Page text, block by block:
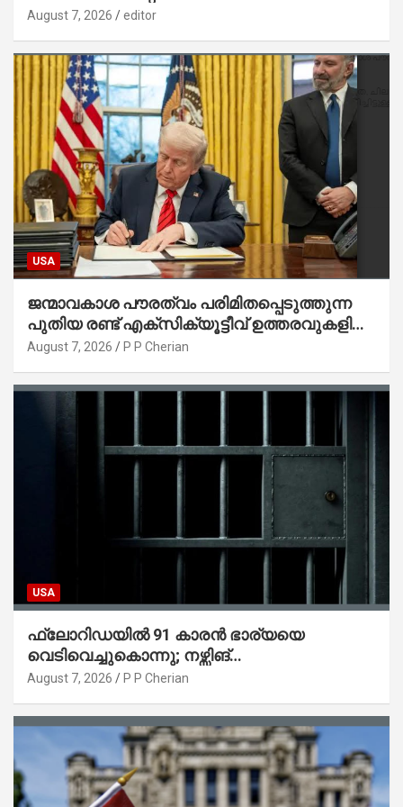
August 7, 2026 editor
USA
ജന്മാവകാശ പൗരത്വം പരിമിതപ്പെടുത്തുന്ന
പുതിയ രണ്ട് എക്സിക്യൂട്ടീവ് ഉത്തരവുകളിൽ
ട്രംപ് ഒപ്പുവെച്ചു
August 7, 2026 P P Cherian
USA
ഫ്ലോറിഡയിൽ 91 കാരൻ ഭാര്യയെ
വെടിവെച്ചുകൊന്നു; നഴ്സിങ്
ഹോമിലാക്കില്ലെന്ന് നൽകിയ വാഗ്ദാനം
August 7, 2026 P P Cherian